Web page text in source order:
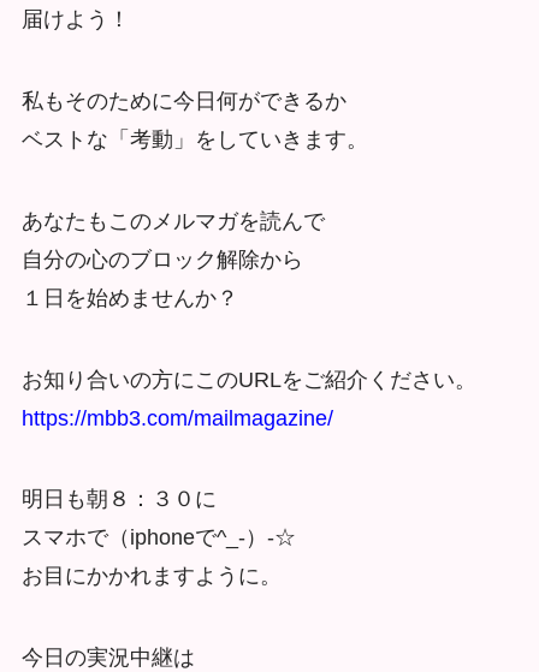
届けよう！
私もそのために今日何ができるか
ベストな「考動」をしていきます。
あなたもこのメルマガを読んで
自分の心のブロック解除から
１日を始めませんか？
お知り合いの方にこのURLをご紹介ください。
https://mbb3.com/mailmagazine/
明日も朝８：３０に
スマホで（iphoneで^_-）-☆
お目にかかれますように。
今日の実況中継は